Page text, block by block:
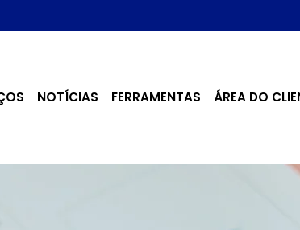
NOTÍCIAS FERRAMENTAS ÁREA DO